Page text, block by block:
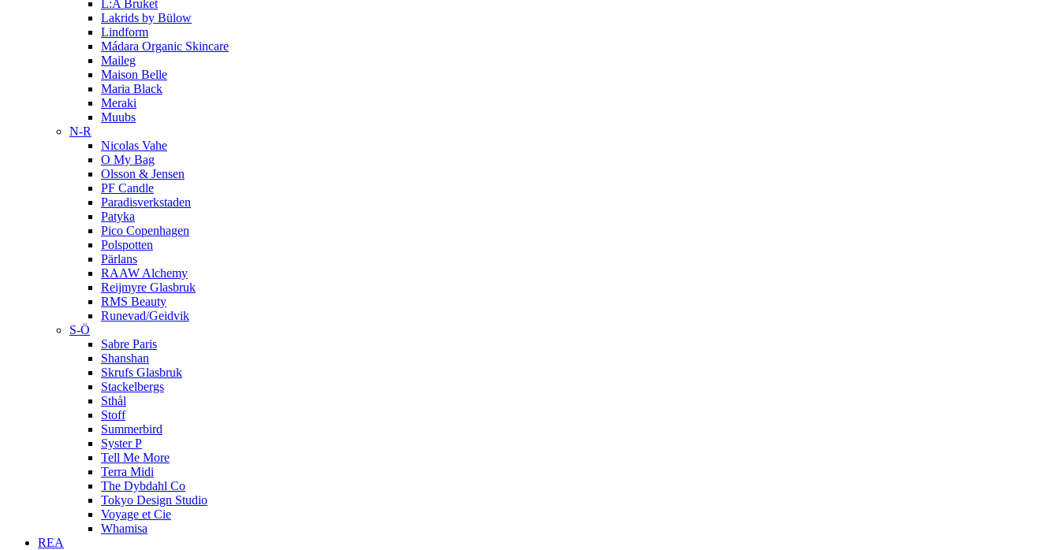
L:A Bruket
Lakrids by Bülow
Lindform
Mádara Organic Skincare
Maileg
Maison Belle
Maria Black
Meraki
Muubs
N-R
Nicolas Vahe
O My Bag
Olsson & Jensen
PF Candle
Paradisverkstaden
Patyka
Pico Copenhagen
Polspotten
Pärlans
RAAW Alchemy
Reijmyre Glasbruk
RMS Beauty
Runevad/Geidvik
S-Ö
Sabre Paris
Shanshan
Skrufs Glasbruk
Stackelbergs
Sthål
Stoff
Summerbird
Syster P
Tell Me More
Terra Midi
The Dybdahl Co
Tokyo Design Studio
Voyage et Cie
Whamisa
REA